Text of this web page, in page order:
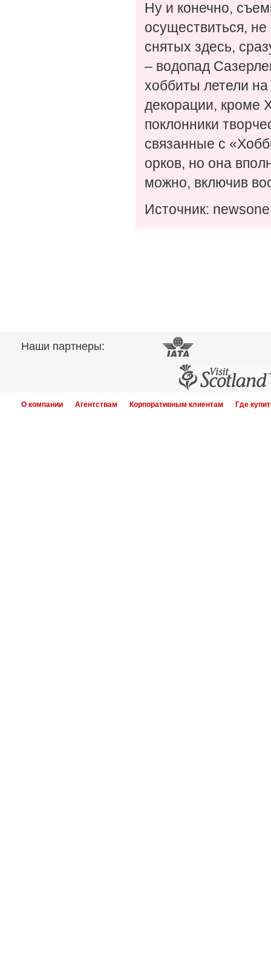
Ну и конечно,
осуществиться,
снятых здесь,
– водопад
хоббиты летели
декорации, кроме
поклонники
связанные с
орков, но она
можно, включив
Источник:
Наши партнеры:
О компании Агентствам Корпоративным клиентам Где